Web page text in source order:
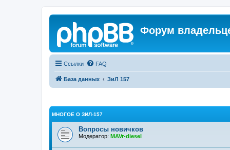
Форум
Ссылки FAQ
База данных ЗиЛ 157
МНОГОЕ О ЗИЛ-157
Вопросы новичков
Модератор: MAVr-diesel